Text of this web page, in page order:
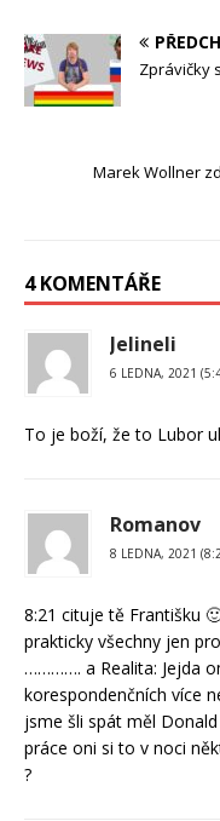
Zprávičky
Marek Wollner
4 KOMENTÁŘE
Jelineli
6 LEDNA, 2021
To je boží, že to Lubor
Romanov
8 LEDNA, 2021
8:21 cituje tě Františku
prakticky všechny jen
…………. a Realita: Jejda
korespondenčních více
jsme šli spát měl
práce oni si to v noci
?